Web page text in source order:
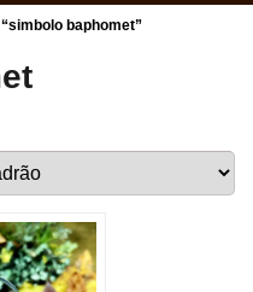
baphomet”